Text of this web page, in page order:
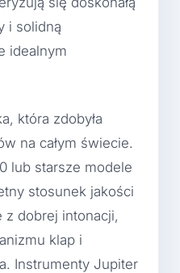
i solidną
idealnym
która zdobyła
na całym świecie.
lub starsze modele
stosunek jakości
z dobrej intonacji,
klap i
Instrumenty Jupiter